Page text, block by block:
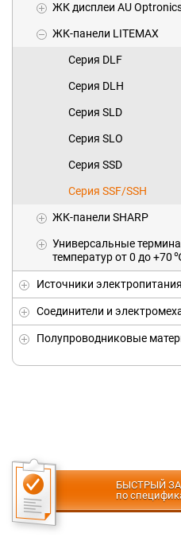
ЖК дисплеи AU
ЖК-панели LITEMAX
Серия DLF
Серия DLH
Серия SLD
Серия SLO
Серия SSD
Серия SSF/SSH
ЖК-панели SHARP
Универсальныe
температур от 0 до +70
Источники
Соединители и
Полупроводниковые
БЫСТРЫЙ
по